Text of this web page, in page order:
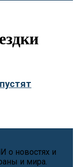
о новостях и
и мира.